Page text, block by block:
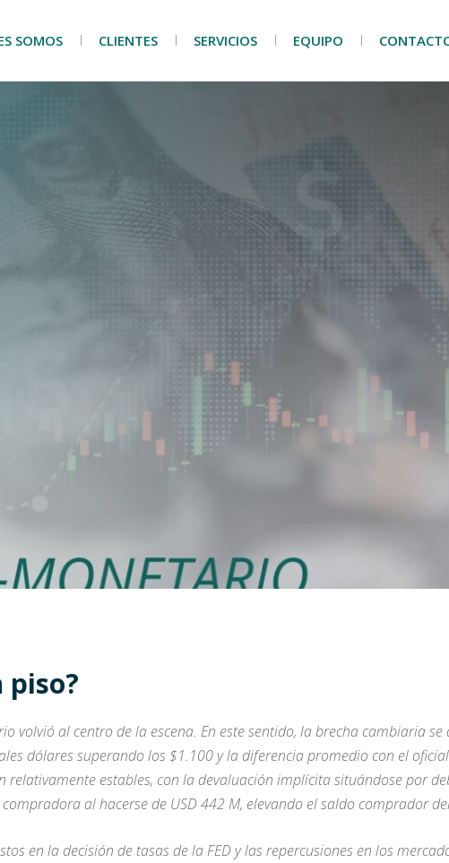
SOMOS CLIENTES SERVICIOS EQUIPO
piso?
volvió al centro de la escena. En este sentido, la brecha cambiaria
dólares superando los $1.100 y la diferencia promedio con el
estables, con la devaluación implícita situándose por
al hacerse de USD 442 M, elevando el saldo comprador
en la decisión de tasas de la FED y las repercusiones en los